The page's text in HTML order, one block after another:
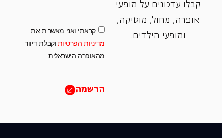
קבלו עדכונים על מופעי
אופרה, ‏מחול, ‏מוסיקה,
ומופעי הילדים.
קראתי ואני מאשר.ת את
מדיניות הפרטיות וקבלת דיוור
מהאופרה הישראלית
הרשמה